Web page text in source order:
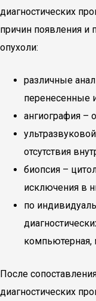
диагностических
причин появления и
опухоли:
различные
перенесенные
ангиография –
отсутствия
биопсия –
исключения в
по
компьютерная,
После
диагностических